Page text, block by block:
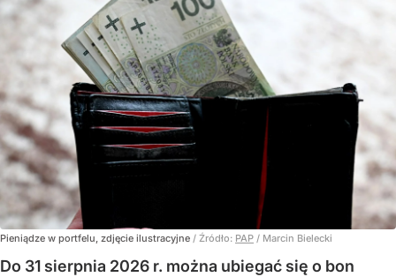
Pieniądze w portfelu, zdjęcie ilustracyjne / Źródło: PAP / Marcin Bielecki
Do 31 sierpnia 2026 r. można ubiegać się o bon